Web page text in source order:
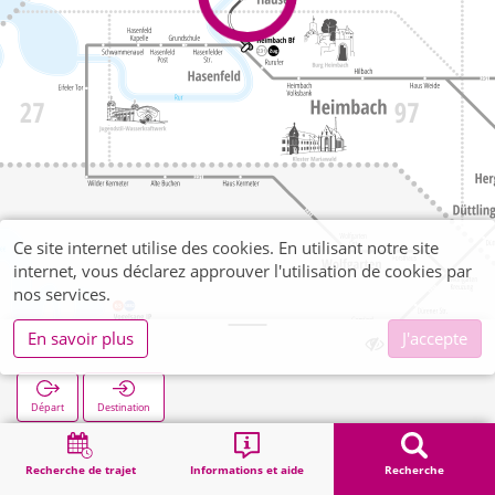
Recherche de trajet Informations et aide Recherche
Hausen Bf
Départ Destination
Démarrage Recherche
Ce site internet utilise des cookies. En utilisant notre site
internet, vous déclarez approuver l'utilisation de cookies par
nos services.
En savoir plus
J'accepte